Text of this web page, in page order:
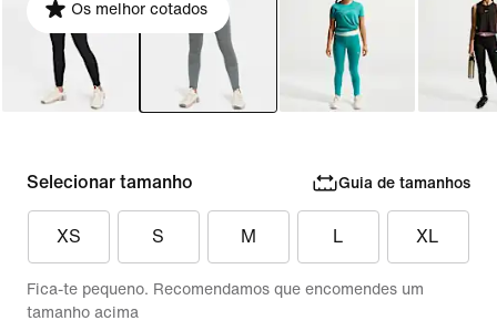
Os melhor cotados
Selecionar tamanho Guia de tamanhos
XS S M L XL
Fica-te pequeno. Recomendamos que encomendes um
tamanho acima